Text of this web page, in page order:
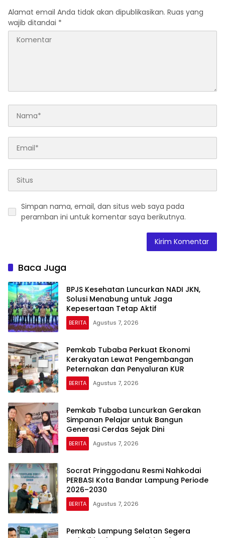
Alamat email Anda tidak akan dipublikasikan. Ruas yang
wajib ditandai *
Simpan nama, email, dan situs web saya pada
peramban ini untuk komentar saya berikutnya.
Baca Juga
BPJS Kesehatan Luncurkan NADI JKN,
Solusi Menabung untuk Jaga
Kepesertaan Tetap Aktif
BERITA Agustus 7, 2026
Pemkab Tubaba Perkuat Ekonomi
Kerakyatan Lewat Pengembangan
Peternakan dan Penyaluran KUR
BERITA Agustus 7, 2026
Pemkab Tubaba Luncurkan Gerakan
Simpanan Pelajar untuk Bangun
Generasi Cerdas Sejak Dini
BERITA Agustus 7, 2026
Socrat Pringgodanu Resmi Nahkodai
PERBASI Kota Bandar Lampung Periode
2026–2030
BERITA Agustus 7, 2026
Pemkab Lampung Selatan Segera